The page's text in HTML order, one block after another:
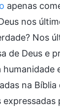
apenas
nos
Nos
de Deus e
na